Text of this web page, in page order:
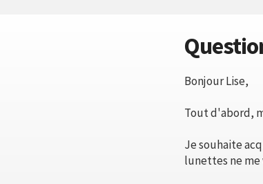
Bonjour Lise,
Tout d'abord,
Je souhaite
lunettes ne me